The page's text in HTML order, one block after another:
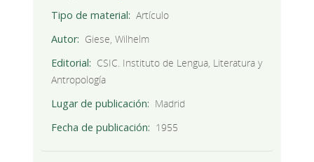
Tipo de material
Artículo
Autor
Giese, Wilhelm
Editorial
CSIC. Instituto de Lengua, Literatura y
Antropología
Lugar de publicación
Madrid
Fecha de publicación
1955